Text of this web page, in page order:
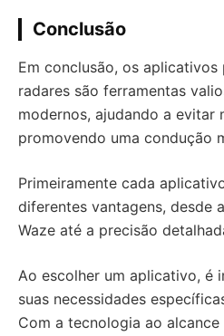
Conclusão
Em conclusão, os aplicativos
radares são ferramentas
modernos, ajudando a evitar
promovendo uma condução
Primeiramente cada
diferentes vantagens, desde
Waze até a precisão
Ao escolher um aplicativo, é
suas necessidades
Com a tecnologia ao